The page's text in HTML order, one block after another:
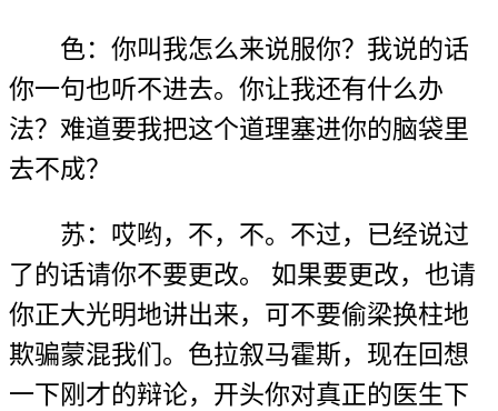
色：你叫我怎么来说服你？我说的话
你一句也听不进去。你让我还有什么办
法？难道要我把这个道理塞进你的脑袋里
去不成？
苏：哎哟，不，不。不过，已经说过
了的话请你不要更改。 如果要更改，也请
你正大光明地讲出来，可不要偷梁换柱地
欺骗蒙混我们。色拉叙马霍斯，现在回想
一下刚才的辩论，开头你对真正的医生下